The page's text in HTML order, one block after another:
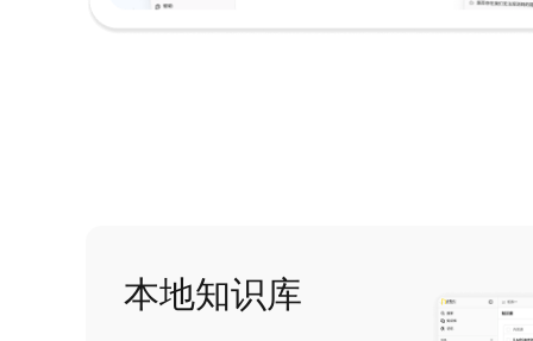
本地知识库